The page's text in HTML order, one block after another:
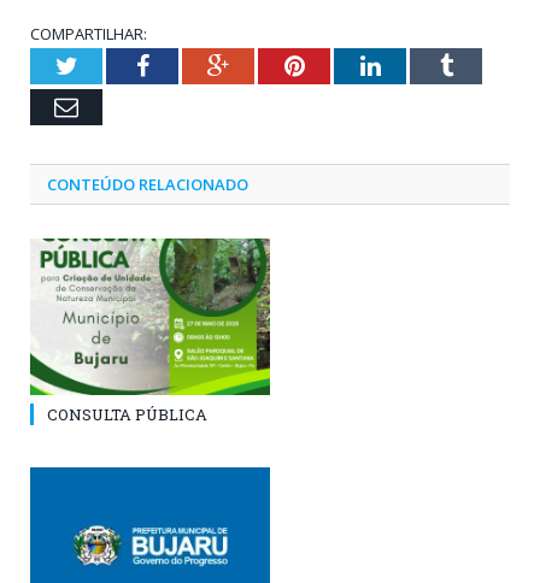
COMPARTILHAR:
TwitterFacebookGoogle+PinterestLinkedInTumblr
Email
CONTEÚDO RELACIONADO
CONSULTA PÚBLICA